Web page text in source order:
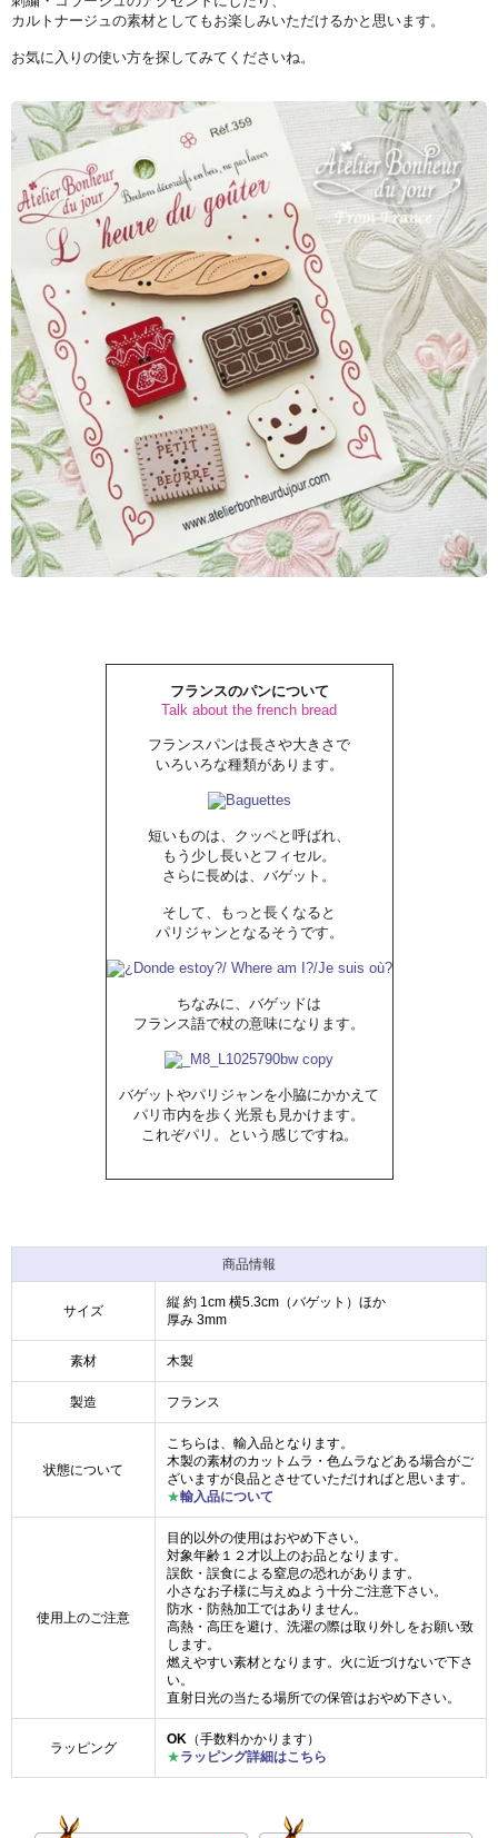
カルトナージュの素材としてもお楽しみいただけるかと思います。
お気に入りの使い方を探してみてくださいね。
フランスのパンについて
Talk about the french bread
フランスパンは長さや大きさで
いろいろな種類があります。
短いものは、クッペと呼ばれ、
もう少し長いとフィセル。
さらに長めは、バゲット。
そして、もっと長くなると
パリジャンとなるそうです。
ちなみに、バゲッドは
フランス語で杖の意味になります。
バゲットやパリジャンを小脇にかかえて
パリ市内を歩く光景も見かけます。
これぞパリ。という感じですね。
商品情報
サイズ
縦 約 1cm 横5.3cm（バゲット）ほか
厚み 3mm
素材 木製
製造 フランス
状態について
こちらは、輸入品となります。
木製の素材のカットムラ・色ムラなどある場合がご
ざいますが良品とさせていただければと思います。
★輸入品について
使用上のご注意
目的以外の使用はおやめ下さい。
対象年齢１２才以上のお品となります。
誤飲・誤食による窒息の恐れがあります。
小さなお子様に与えぬよう十分ご注意下さい。
防水・防熱加工ではありません。
高熱・高圧を避け、洗濯の際は取り外しをお願い致
します。
燃えやすい素材となります。火に近づけないで下さ
い。
直射日光の当たる場所での保管はおやめ下さい。
ラッピング
OK （手数料かかります）
★ラッピング詳細はこちら